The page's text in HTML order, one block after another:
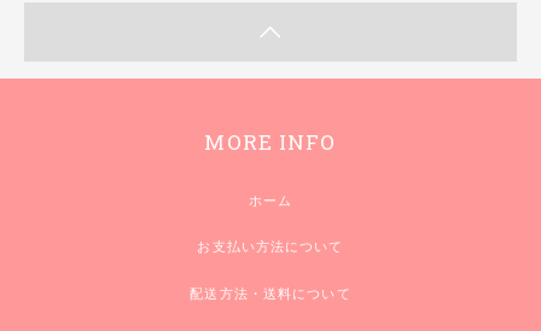
MORE INFO
ホーム
お支払い方法について
配送方法・送料について